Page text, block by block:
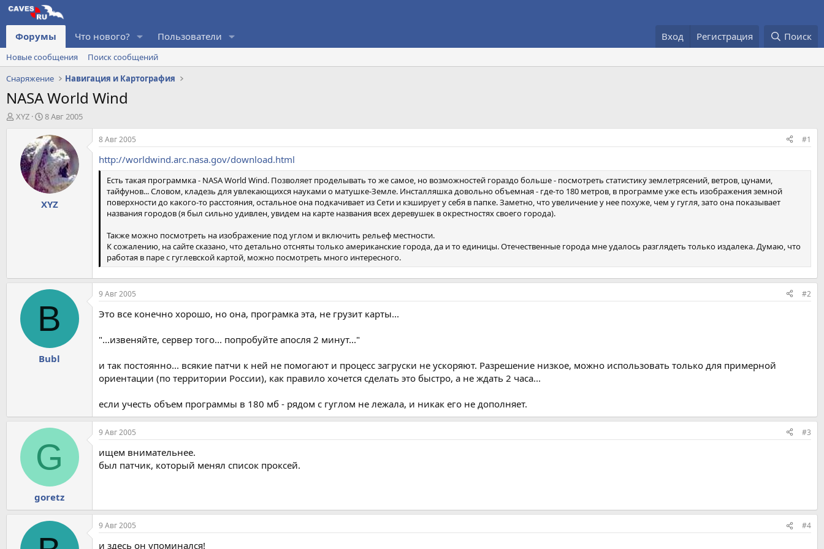
Форумы Что нового? Пользователи Вход Регистрация Поиск
Новые сообщения
Поиск сообщений
Снаряжение
Навигация и Картография
NASA World Wind
А
XYZ
Д
т
а
н
а
ч
а
л
8 Авг 2005
XYZ
8 Авг 2005 #1
http://worldwind.arc.nasa.gov/download.html
Есть такая программка - NASA World Wind. Позволяет проделывать то же самое, но возможностей гораздо больше - посмотреть статистику землетрясений, ветров, цунами,
тайфунов... Словом, кладезь для увлекающихся науками о матушке-Земле. Инсталляшка довольно объемная - где-то 180 метров, в программе уже есть изображения земной
поверхности до какого-то расстояния, остальное она подкачивает из Сети и кэширует у себя в папке. Заметно, что увеличение у нее похуже, чем у гугля, зато она показывает
названия городов (я был сильно удивлен, увидем на карте названия всех деревушек в окрестностях своего города).
Также можно посмотреть на изображение под углом и включить рельеф местности.
К сожалению, на сайте сказано, что детально отсняты только американские города, да и то единицы. Отечественные города мне удалось разглядеть только издалека. Думаю, что
работая в паре с гуглевской картой, можно посмотреть много интересного.
B
Bubl
9 Авг 2005 #2
Это все конечно хорошо, но она, програмка эта, не грузит карты...
"...извеняйте, сервер того... попробуйте апосля 2 минут..."
и так постоянно... всякие патчи к ней не помогают и процесс загруски не ускоряют. Разрешение низкое, можно использовать только для примерной
ориентации (по территории России), как правило хочется сделать это быстро, а не ждать 2 часа...
если учесть объем программы в 180 мб - рядом с гуглом не лежала, и никак его не дополняет.
G
goretz
9 Авг 2005 #3
ищем внимательнее.
был патчик, который менял список проксей.
9 Авг 2005 #4
и здесь он упоминался!